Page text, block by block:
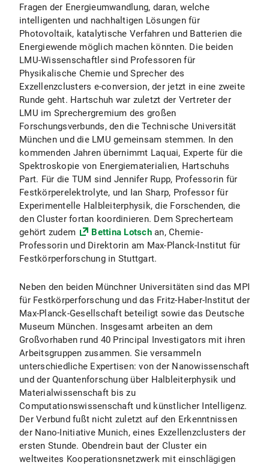
Fragen der Energieumwandlung, daran, welche
intelligenten und nachhaltigen Lösungen für
Photovoltaik, katalytische Verfahren und Batterien die
Energiewende möglich machen könnten. Die beiden
LMU-Wissenschaftler sind Professoren für
Physikalische Chemie und Sprecher des
Exzellenzclusters e-conversion, der jetzt in eine zweite
Runde geht. Hartschuh war zuletzt der Vertreter der
LMU im Sprechergremium des großen
Forschungsverbunds, den die Technische Universität
München und die LMU gemeinsam stemmen. In den
kommenden Jahren übernimmt Laquai, Experte für die
Spektroskopie von Energiematerialien, Hartschuhs
Part. Für die TUM sind Jennifer Rupp, Professorin für
Festkörperelektrolyte, und Ian Sharp, Professor für
Experimentelle Halbleiterphysik, die Forschenden, die
den Cluster fortan koordinieren. Dem Sprecherteam
gehört zudem
Bettina Lotschan, Chemie-
Professorin und Direktorin am Max-Planck-Institut für
Festkörperforschung in Stuttgart.
Neben den beiden Münchner Universitäten sind das MPI
für Festkörperforschung und das Fritz-Haber-Institut der
Max-Planck-Gesellschaft beteiligt sowie das Deutsche
Museum München. Insgesamt arbeiten an dem
Großvorhaben rund 40 Principal Investigators mit ihren
Arbeitsgruppen zusammen. Sie versammeln
unterschiedliche Expertisen: von der Nanowissenschaft
und der Quantenforschung über Halbleiterphysik und
Materialwissenschaft bis zu
Computationswissenschaft und künstlicher Intelligenz.
Der Verbund fußt nicht zuletzt auf den Erkenntnissen
der Nano-Initiative Munich, eines Exzellenzclusters der
ersten Stunde. Obendrein baut der Cluster ein
weltweites Kooperationsnetzwerk mit einschlägigen